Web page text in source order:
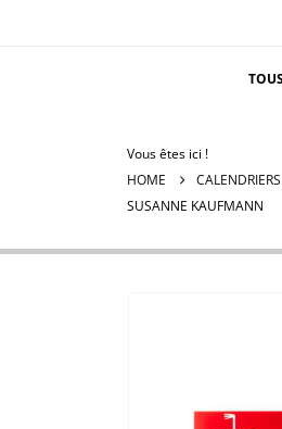
Vous êtes ici !
HOME
SUSANNE KAUFMANN